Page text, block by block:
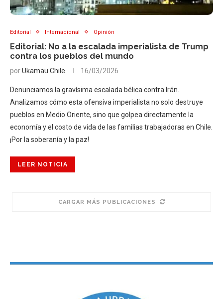
Editorial Internacional Opinión
Editorial: No a la escalada imperialista de Trump
contra los pueblos del mundo
porUkamau Chile 16/03/2026
Denunciamos la gravísima escalada bélica contra Irán.
Analizamos cómo esta ofensiva imperialista no solo destruye
pueblos en Medio Oriente, sino que golpea directamente la
economía y el costo de vida de las familias trabajadoras en Chile.
¡Por la soberanía y la paz!
LEER NOTICIA
CARGAR MÁS PUBLICACIONES